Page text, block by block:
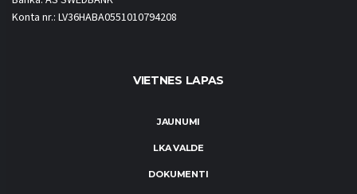
Konta nr.: LV36HABA0551010794208
VIETNES LAPAS
JAUNUMI
LKA VALDE
DOKUMENTI